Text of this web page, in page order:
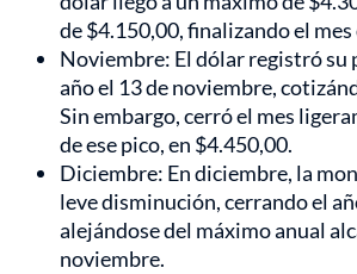
de $4.150,00, finalizando el
Noviembre: El dólar registró su
año el 13 de noviembre,
Sin embargo, cerró el mes
de ese pico, en $4.450,00.
Diciembre: En diciembre, la
leve disminución, cerrando el
alejándose del máximo anual
noviembre.